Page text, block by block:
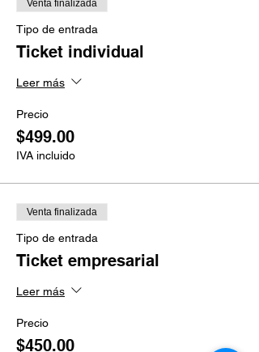
Venta finalizada
Tipo de entrada
Ticket individual
Leer más
Precio
$499.00
IVA incluido
Venta finalizada
Tipo de entrada
Ticket empresarial
Leer más
Precio
$450.00